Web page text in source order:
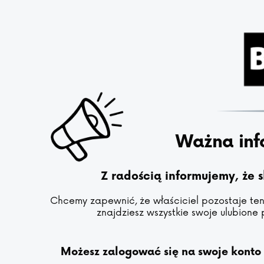
Ważna
Z radością informujemy, że
Chcemy zapewnić, że właściciel pozostaje
znajdziesz wszystkie swoje
Możesz zalogować się na swoje